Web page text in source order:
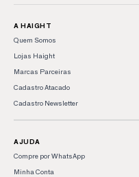
A HAIGHT
Quem Somos
Lojas Haight
Marcas Parceiras
Cadastro Atacado
Cadastro Newsletter
AJUDA
Compre por WhatsApp
Minha Conta